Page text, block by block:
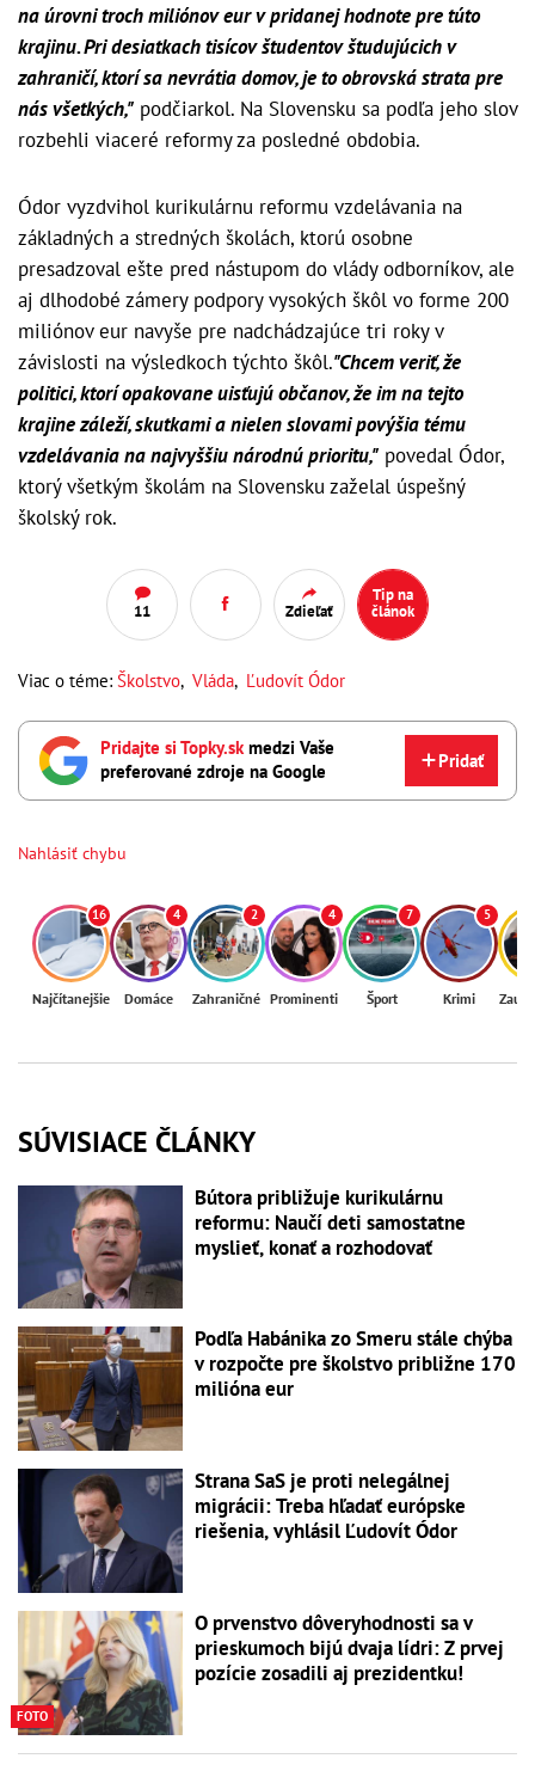
na úrovni troch miliónov eur v pridanej hodnote pre túto
krajinu. Pri desiatkach tisícov študentov študujúcich v
zahraničí, ktorí sa nevrátia domov, je to obrovská strata pre
nás všetkých," podčiarkol. Na Slovensku sa podľa jeho slov
rozbehli viaceré reformy za posledné obdobia.
Ódor vyzdvihol kurikulárnu reformu vzdelávania na
základných a stredných školách, ktorú osobne
presadzoval ešte pred nástupom do vlády odborníkov, ale
aj dlhodobé zámery podpory vysokých škôl vo forme 200
miliónov eur navyše pre nadchádzajúce tri roky v
závislosti na výsledkoch týchto škôl."Chcem veriť, že
politici, ktorí opakovane uisťujú občanov, že im na tejto
krajine záleží, skutkami a nielen slovami povýšia tému
vzdelávania na najvyššiu národnú prioritu," povedal Ódor,
ktorý všetkým školám na Slovensku zaželal úspešný
školský rok.
11 Zdieľať
Tip na
článok
Viac o téme: Školstvo, Vláda, Ľudovít Ódor
Pridajte si Topky.skmedzi Vaše
preferované zdroje na Google
Pridať
Nahlásiť chybu
16
Najčítanejšie
4
Domáce
2
Zahraničné
4
Prominenti
7
Šport
5
Krimi
SÚVISIACE ČLÁNKY
Bútora približuje kurikulárnu
reformu: Naučí deti samostatne
myslieť, konať a rozhodovať
Podľa Habánika zo Smeru stále chýba
v rozpočte pre školstvo približne 170
milióna eur
Strana SaS je proti nelegálnej
migrácii: Treba hľadať európske
riešenia, vyhlásil Ľudovít Ódor
FOTO
O prvenstvo dôveryhodnosti sa v
prieskumoch bijú dvaja lídri: Z prvej
pozície zosadili aj prezidentku!